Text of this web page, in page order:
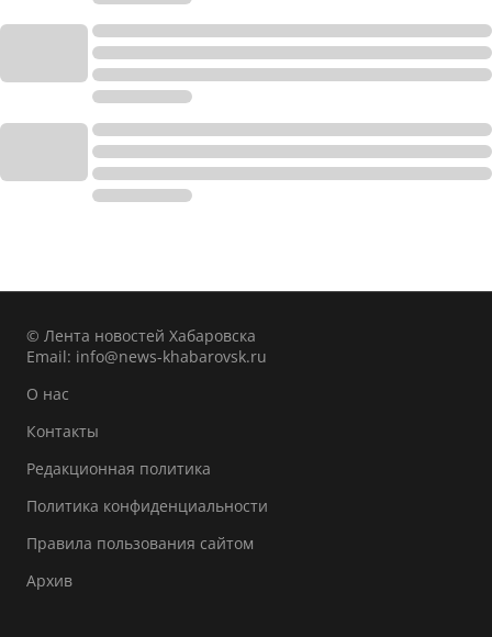
© Лента новостей Хабаровска
Email: info@news-khabarovsk.ru
О нас
Контакты
Редакционная политика
Политика конфиденциальности
Правила пользования сайтом
Архив